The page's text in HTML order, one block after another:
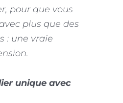
pour que vous
plus que des
: une vraie
unique avec